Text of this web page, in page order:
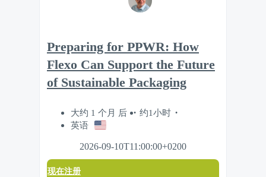
Preparing for PPWR: How
Flexo Can Support the Future
of Sustainable Packaging
大约 1 个月 后
约1小时
英语
2026-09-10T11:00:00+0200
现在注册